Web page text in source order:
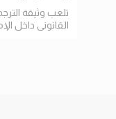
تلعب وثيقة
القانوني داخل